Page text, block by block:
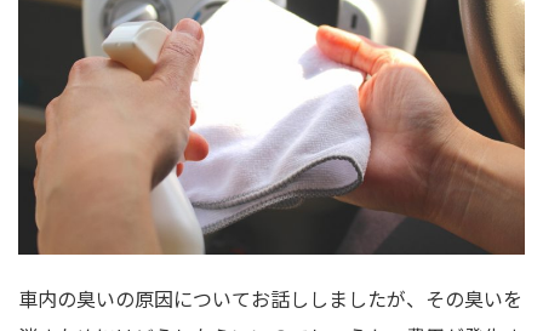
車内の臭いの原因についてお話ししましたが、その臭いを